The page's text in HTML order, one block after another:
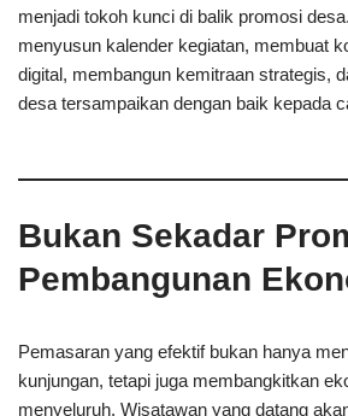
menjadi tokoh kunci di balik promosi
menyusun kalender kegiatan, membuat
digital, membangun kemitraan strategis,
desa tersampaikan dengan baik kepada
Bukan Sekadar
Pembangunan
Pemasaran yang efektif bukan hanya
kunjungan, tetapi juga membangkitkan
menyeluruh. Wisatawan yang datang